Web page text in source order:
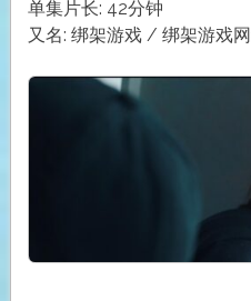
单集片长: 42分钟
又名: 绑架游戏 / 绑架游戏